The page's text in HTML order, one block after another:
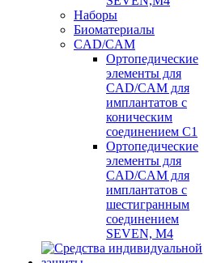
Наборы
Биоматериалы
CAD/CAM
Ортопедические
элементы для
CAD/CAM для
имплантатов с
коническим
соединением С1
Ортопедические
элементы для
CAD/CAM для
имплантатов с
шестигранным
соединением
SEVEN, М4